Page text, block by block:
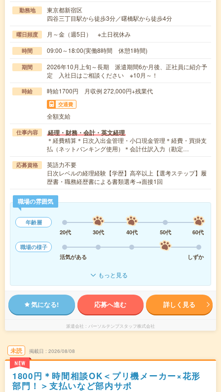
勤務地
東京都新宿区
四谷三丁目駅から徒歩3分／曙橋駅から徒歩4分
曜日頻度 月～金（週5日） ※土日祝休み
時間 09:00～18:00(実働8時間 休憩1時間)
期間
2026年10月上旬～長期 派遣期間6か月後、正社員に紹介予
定 入社日はご相談ください ※10月～！
時給 時給1700円 月収例 272,000円+残業代
交通費
全額支給
仕事内容 経理・財務・会計・英文経理
＊経費精算＊日次入出金管理・小口現金管理＊経費・買掛支
払（ネットバンキング使用）＊会計仕訳入力（勘定…
応募資格
英語力不要
日次レベルの経理経験【学歴】高卒以上【選考ステップ】履
歴書・職務経歴書による書類選考→面接1回
職場の雰囲気
年齢層
20代
30代 40代 50代
60代
職場の様子
活気がある
しずか
もっと見る
気になる! 応募へ進む 詳しく見る
派遣会社 パーソルテンプスタッフ株式会社
未読
NEW
掲載日 2026/08/08
1800円＊時間相談OK＜プリ機メーカー×花形
部門！＞支払いなど部内サポ